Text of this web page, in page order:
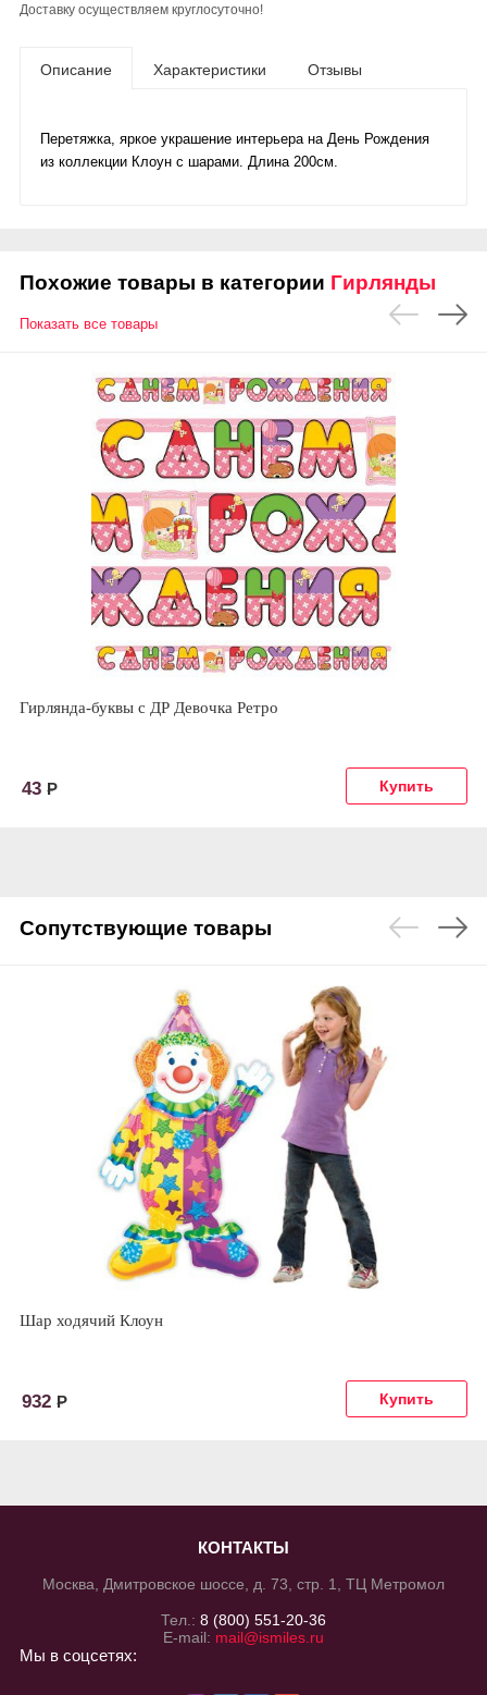
Доставку осуществляем круглосуточно!
Описание Характеристики Отзывы
Перетяжка, яркое украшение интерьера на День Рождения
из коллекции Клоун с шарами. Длина 200см.
Похожие товары в категории Гирлянды
Показать все товары
Гирлянда-буквы с ДР Девочка Ретро
43 Р
Сопутствующие товары
Шар ходячий Клоун
932 Р
КОНТАКТЫ
Москва, Дмитровское шоссе, д. 73, стр. 1, ТЦ Метромол
Тел.: 8 (800) 551-20-36
E-mail: mail@ismiles.ru
Мы в соцсетях: